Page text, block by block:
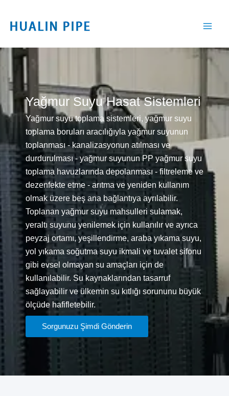
geç
Yağmur Suyu Hasat Sistemleri
Yağmur suyu toplama sistemleri, yağmur suyu
toplama boruları aracılığıyla yağmur suyunun
toplanması - kanalizasyonun atılması ve
durdurulması - yağmur suyunun PP yağmur suyu
toplama havuzlarında depolanması - filtreleme ve
dezenfekte etme - arıtma ve yeniden kullanım
olmak üzere beş ana bağlantıya ayrılabilir.
Toplanan yağmur suyu mahsulleri sulamak,
yeraltı suyunu yenilemek için kullanılır ve ayrıca
peyzaj ortamı, yeşillendirme, araba yıkama suyu,
yol yıkama soğutma suyu ikmali ve tuvalet sifonu
gibi evsel olmayan su amaçları için de
kullanılabilir. Su kaynaklarından tasarruf
sağlayabilir ve ülkemin su kıtlığı sorununu büyük
ölçüde hafifletebilir.
Sorgunuzu Şimdi Gönderin